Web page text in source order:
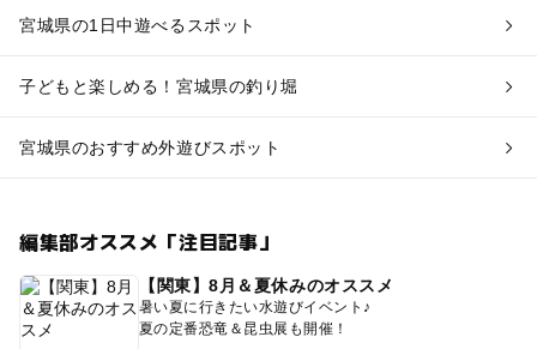
宮城県の1日中遊べるスポット
子どもと楽しめる！宮城県の釣り堀
宮城県のおすすめ外遊びスポット
編集部オススメ「注目記事」
【関東】8月＆夏休みのオススメ
暑い夏に行きたい水遊びイベント♪
夏の定番恐竜＆昆虫展も開催！